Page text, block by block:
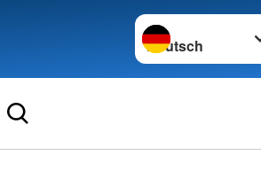
Sprache wechseln zu